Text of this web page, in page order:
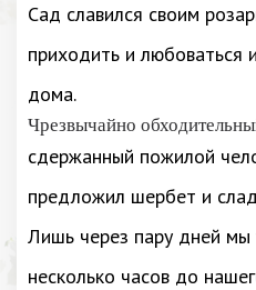
Сад славился своим
приходить и любоваться
дома.
Чрезвычайно
сдержанный пожилой
предложил шербет и
Лишь через пару дней мы
несколько часов до